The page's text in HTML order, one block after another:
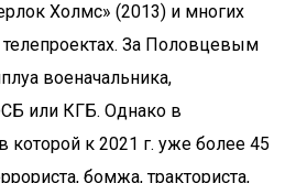
Холмс» (2013) и многих
За Половцевым
военачальника,
или КГБ. Однако в
которой к 2021 г. уже более 45
бомжа, тракториста,